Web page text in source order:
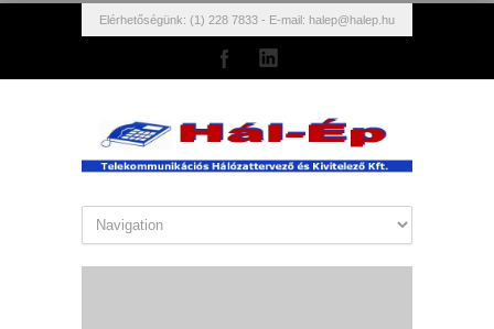
Elérhetőségünk: (1) 228 7833 - E-mail: halep@halep.hu